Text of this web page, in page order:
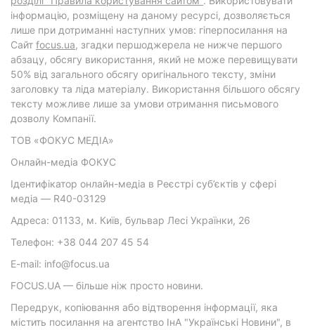
інформацію, розміщену на даному ресурсі, дозволяється
лише при дотриманні наступних умов: гіперпосилання на
Cайт focus.ua, згадки першоджерела не нижче першого
абзацу, обсягу використання, який не може перевищувати
50% від загального обсягу оригінального тексту, зміни
заголовку та ліда матеріалу. Використання більшого обсягу
тексту можливе лише за умови отримання письмового
дозволу Компанії.
ТОВ «ФОКУС МЕДІА»
Онлайн-медіа ФОКУС
Ідентифікатор онлайн-медіа в Реєстрі суб’єктів у сфері
медіа — R40-03129
Адреса: 01133, м. Київ, бульвар Лесі Українки, 26
Телефон: +38 044 207 45 54
E-mail: info@focus.ua
FOCUS.UA — більше ніж просто новини.
Передрук, копіювання або відтворення інформації, яка
містить посилання на агентство ІнА "Українські Новини", в